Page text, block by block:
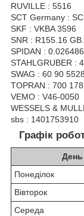
RUVILLE : 5516
SCT Germany :
SKF : VKBA 3596
SNR : R155.16
SPIDAN :
STAHLGRUBER :
SWAG : 60 90 5528
TOPRAN : 700 178
VEMO : V46-0050
WESSELS &
sbs : 1401753910
Графік
День
Понеділок
Вівторок
Середа